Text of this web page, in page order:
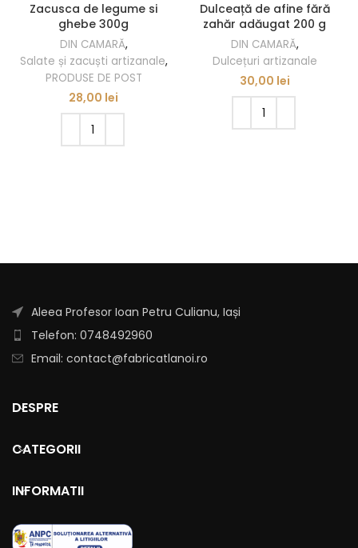
Zacusca de legume si
ghebe 300g
DIN CAMARĂ,
Salate și zacuști artizanale,
PRODUSE DE POST
28,00 lei
Dulceață de afine fără
zahăr adăugat 200 g
DIN CAMARĂ,
Dulcețuri artizanale
30,00 lei
Aleea Profesor Ioan Petru Culianu, Iași
Telefon: 0748492960
Email: contact@fabricatlanoi.ro
DESPRE
CATEGORII
INFORMATII